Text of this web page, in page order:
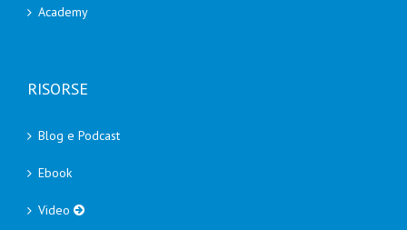
Academy
RISORSE
Blog e Podcast
Ebook
Video